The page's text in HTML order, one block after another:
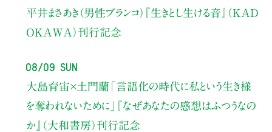
平井まさあき（男性ブランコ） 『生きとし生ける音』（KAD
OKAWA）刊行記念
08/09 Sun
大島育宙×土門蘭 「言語化の時代に私という生き様
を奪われないために」
『なぜあなたの感想はふつうなの
か』（大和書房）刊行記念